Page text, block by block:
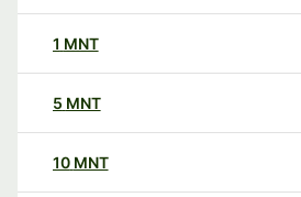
1 MNT
5 MNT
10 MNT